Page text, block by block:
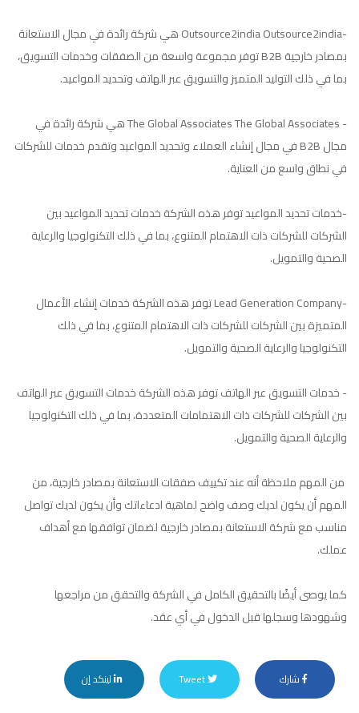
-Outsource2india Outsource2india هي شركة رائدة في مجال الاستعانة
بمصادر خارجية B2B توفر مجموعة واسعة من الصفقات وخدمات التسويق،
بما في ذلك التوليد المتميز والتسويق عبر الهاتف وتحديد المواعيد.
- The Global Associates The Global Associates هي شركة رائدة في
مجال B2B في مجال إنشاء العملاء وتحديد المواعيد وتقدم خدمات للشركات
في نطاق واسع من العناية.
-خدمات تحديد المواعيد توفر هذه الشركة خدمات تحديد المواعيد بين
الشركات للشركات ذات الاهتمام المتنوع، بما في ذلك التكنولوجيا والرعاية
الصحية والتمويل.
-Lead Generation Company توفر هذه الشركة خدمات إنشاء الأعمال
المتميزة بين الشركات للشركات ذات الاهتمام المتنوع، بما في ذلك
التكنولوجيا والرعاية الصحية والتمويل.
- خدمات التسويق عبر الهاتف توفر هذه الشركة خدمات التسويق عبر الهاتف
بين الشركات للشركات ذات الاهتمامات المتعددة، بما في ذلك التكنولوجيا
والرعاية الصحية والتمويل.
من المهم ملاحظة أنه عند تكييف صفقات الاستعانة بمصادر خارجية، من
المهم أن يكون لديك وصف واضح لماهية ادعاءاتك وأن يكون لديك تواصل
مناسب مع شركة الاستعانة بمصادر خارجية لضمان توافقها مع أهداف
عملك.
كما يوصى أيضًا بالتحقيق الكامل في الشركة والتحقق من مراجعها
وشهودها وسجلها قبل الدخول في أي عقد.
شارك Tweet لينكد إن